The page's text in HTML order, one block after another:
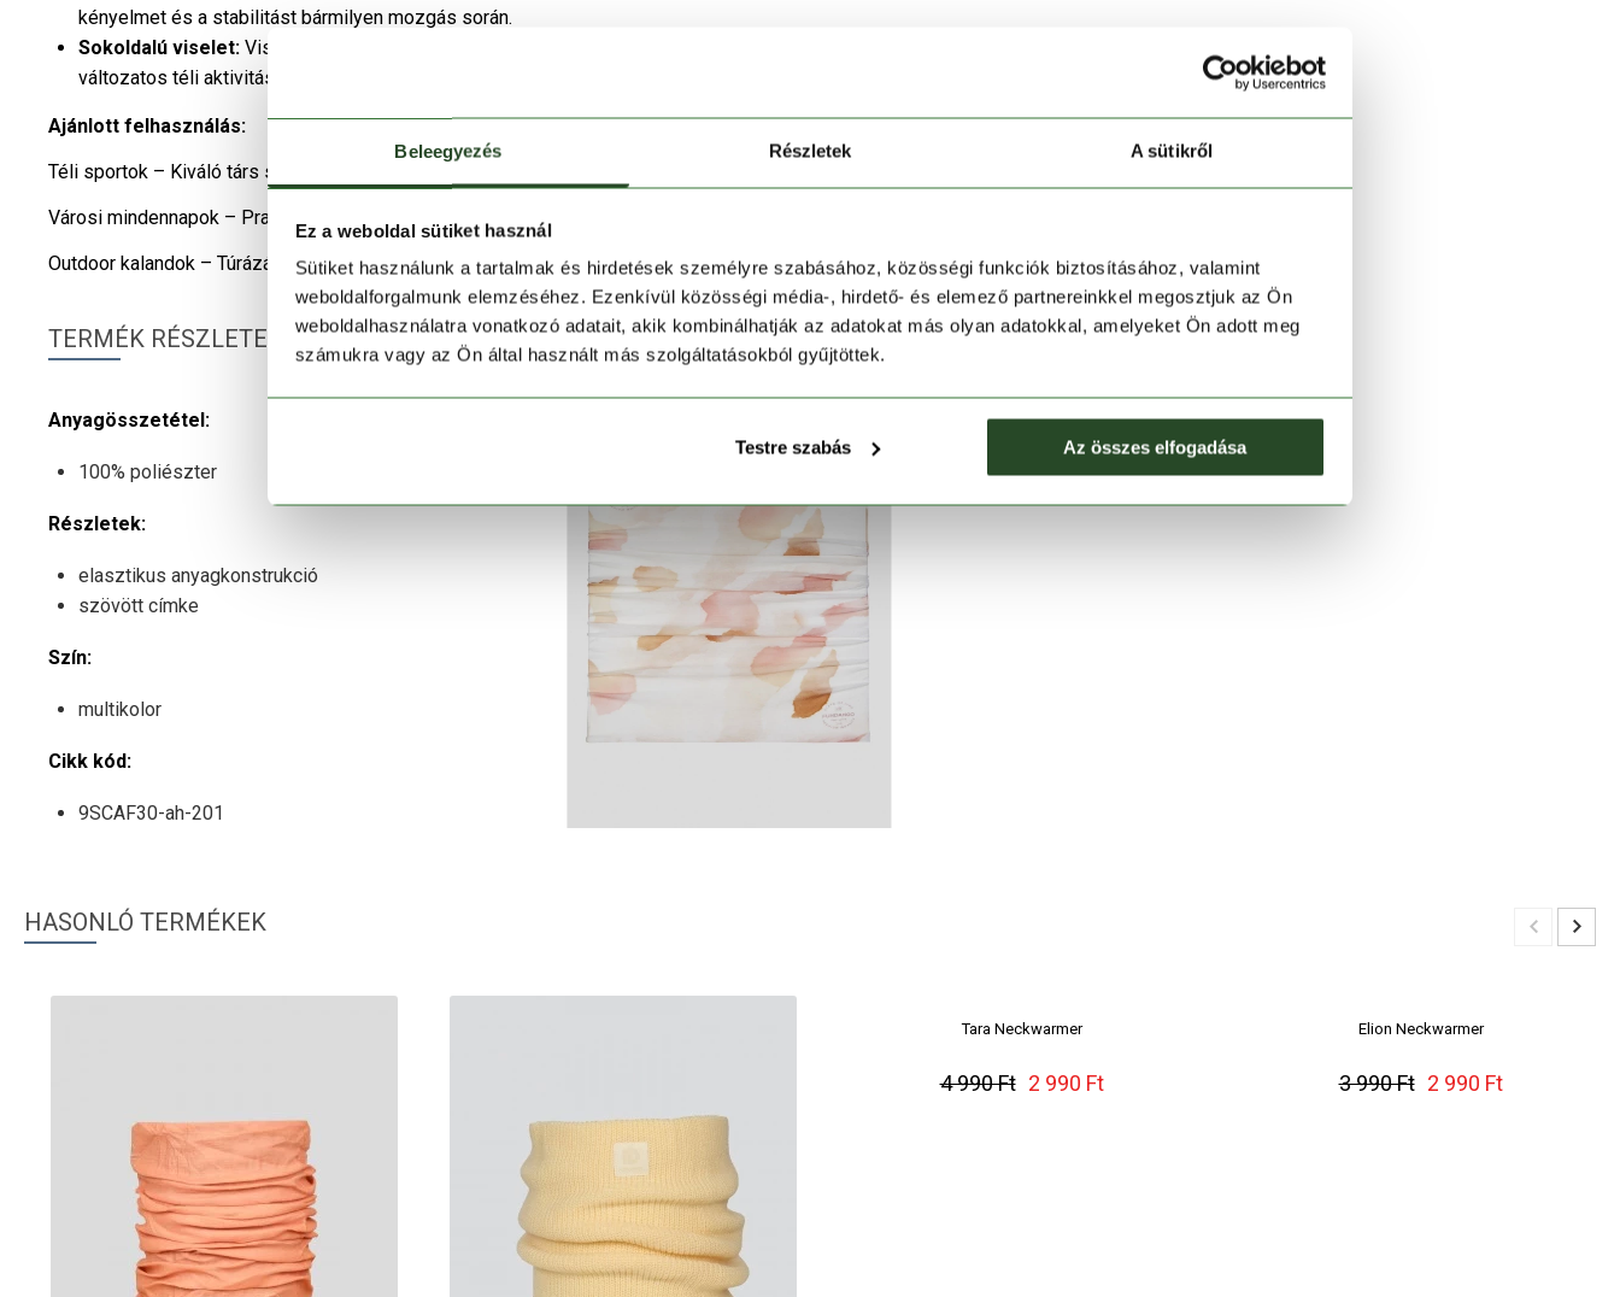
Beleegyezés Részletek A sütikről
Ez a weboldal sütiket használ
Sütiket használunk a tartalmak és hirdetések személyre szabásához, közösségi funkciók biztosításához, valamint
weboldalforgalmunk elemzéséhez. Ezenkívül közösségi média-, hirdető- és elemező partnereinkkel megosztjuk az Ön
weboldalhasználatra vonatkozó adatait, akik kombinálhatják az adatokat más olyan adatokkal, amelyeket Ön adott meg
számukra vagy az Ön által használt más szolgáltatásokból gyűjtöttek.
Testre szabás Az összes elfogadása
kényelmet és a stabilitást bármilyen mozgás során.
Sokoldalú viselet: Viselhető sálként, arcmaszkként, fejpántként vagy sapkaként is – ideális választás a
változatos téli aktivitásokhoz.
Ajánlott felhasználás:
Téli sportok – Kiváló társ síeléshez, snowboardhoz vagy korcsolyázáshoz.
Városi mindennapok – Praktikus és stílusos védelmet nyújt a hideg időben.
Outdoor kalandok – Túrázáshoz, kerékpározáshoz vagy bármilyen szabadtéri sporthoz is ideális.
TERMÉK RÉSZLETEK
Anyagösszetétel:
100% poliészter
Részletek:
elasztikus anyagkonstrukció
szövött címke
Szín:
multikolor
Cikk kód:
9SCAF30-ah-201
HASONLÓ TERMÉKEK